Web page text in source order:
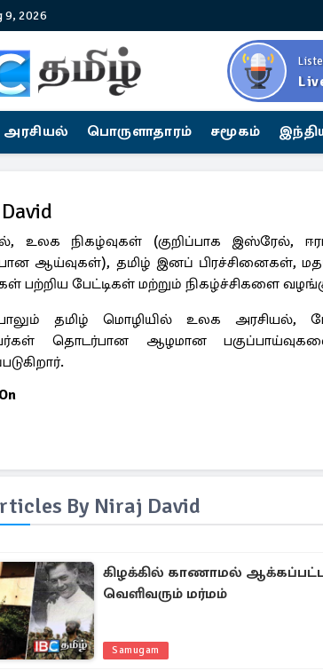
9, 2026
அரசியல் பொருளாதாரம் சமூகம்
உலக நிகழ்வுகள் (குறிப்பாக இஸ்ரேல்,
ஆய்வுகள்), தமிழ் இனப் பிரச்சினைகள்,
பற்றிய பேட்டிகள் மற்றும் நிகழ்ச்சிகளை
தமிழ் மொழியில் உலக அரசியல்,
தொடர்பான ஆழமான
By Niraj David
கிழக்கில் காணாமல் ஆக்கப்பட்ட
வெளிவரும் மர்மம்
Samugam